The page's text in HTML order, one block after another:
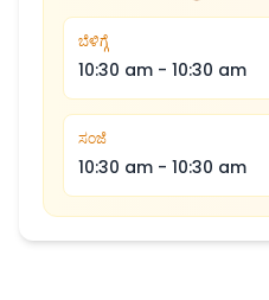
ಬೆಳಿಗ್ಗೆ
10:30 am - 10:30 am
ಸಂಜೆ
10:30 am - 10:30 am